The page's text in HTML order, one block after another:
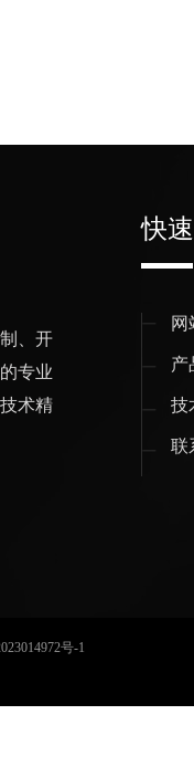
、开
专业
术精
快
网
产
技
联
号-1